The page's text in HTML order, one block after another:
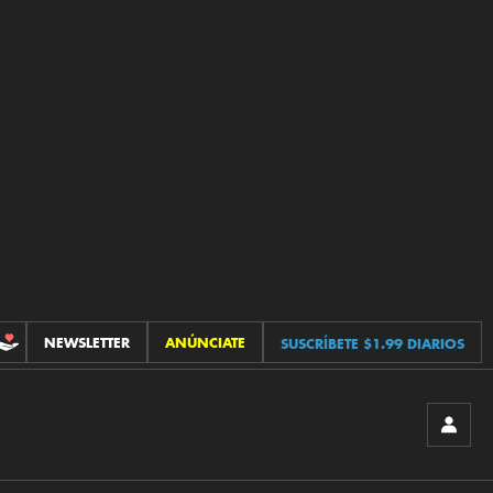
CONTRIBUCIONES
NEWSLETTER ANÚNCIATE SUSCRÍBETE $1.99 DIARIOS